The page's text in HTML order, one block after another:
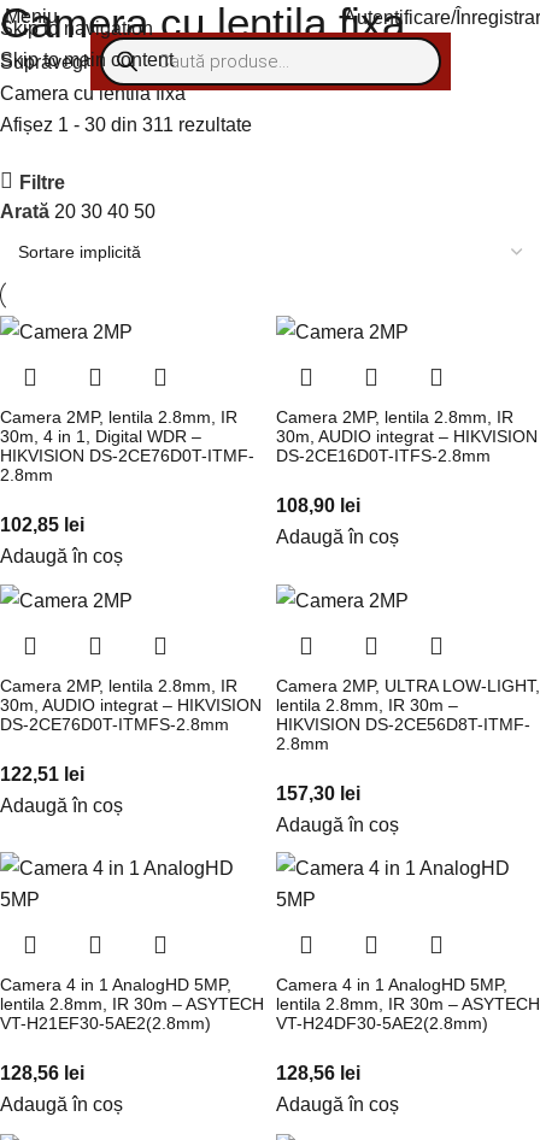
Skip to navigation
Skip to main content
Meniu Autentificare/
Camera cu lentila fixa
Supraveghere video Camere supraveghere exterior
Camera cu lentila fixa
Afișez 1 - 30 din 311 rezultate
Filtre
Arată 20 30 40 50
Camera 2MP, lentila 2.8mm, IR
30m, 4 in 1, Digital WDR –
HIKVISION DS-2CE76D0T-ITMF-
2.8mm
102,85 lei
Adaugă în coș
Camera 2MP, lentila 2.8mm, IR
30m, AUDIO integrat – HIKVISION
DS-2CE16D0T-ITFS-2.8mm
108,90 lei
Adaugă în coș
Camera 2MP, lentila 2.8mm, IR
30m, AUDIO integrat – HIKVISION
DS-2CE76D0T-ITMFS-2.8mm
122,51 lei
Adaugă în coș
Camera 2MP, ULTRA LOW-LIGHT,
lentila 2.8mm, IR 30m –
HIKVISION DS-2CE56D8T-ITMF-
2.8mm
157,30 lei
Adaugă în coș
Camera 4 in 1 AnalogHD 5MP,
lentila 2.8mm, IR 30m – ASYTECH
VT-H21EF30-5AE2(2.8mm)
128,56 lei
Adaugă în coș
Camera 4 in 1 AnalogHD 5MP,
lentila 2.8mm, IR 30m – ASYTECH
VT-H24DF30-5AE2(2.8mm)
128,56 lei
Adaugă în coș